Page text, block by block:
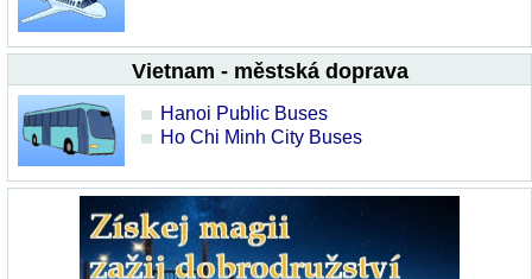
Vietnam - městská doprava
Hanoi Public Buses
Ho Chi Minh City Buses